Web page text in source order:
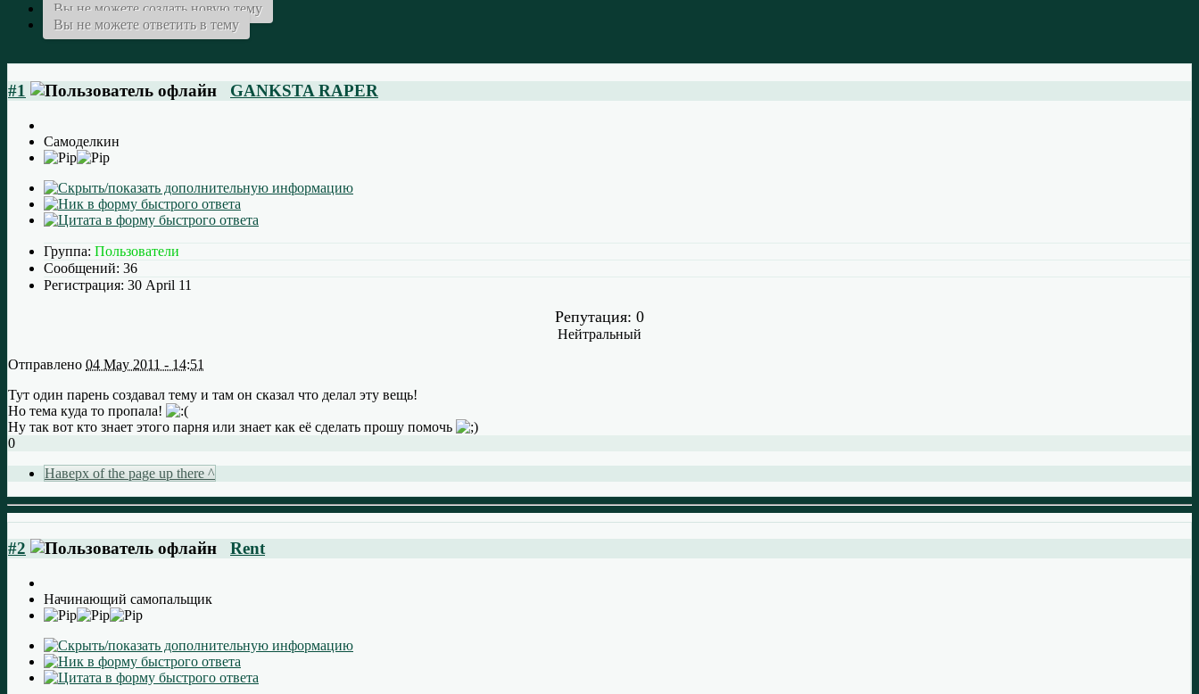
Вы не можете создать новую тему
Вы не можете ответить в тему
#1 GANKSTA RAPER
Самоделкин
Группа: Пользователи
Сообщений: 36
Регистрация: 30 April 11
Репутация: 0
Нейтральный
Отправлено 04 May 2011 - 14:51
Тут один парень создавал тему и там он сказал что делал эту вещь!
Но тема куда то пропала!
Ну так вот кто знает этого парня или знает как её сделать прошу помочь
0
Наверх of the page up there ^
#2 Rent
Начинающий самопальщик